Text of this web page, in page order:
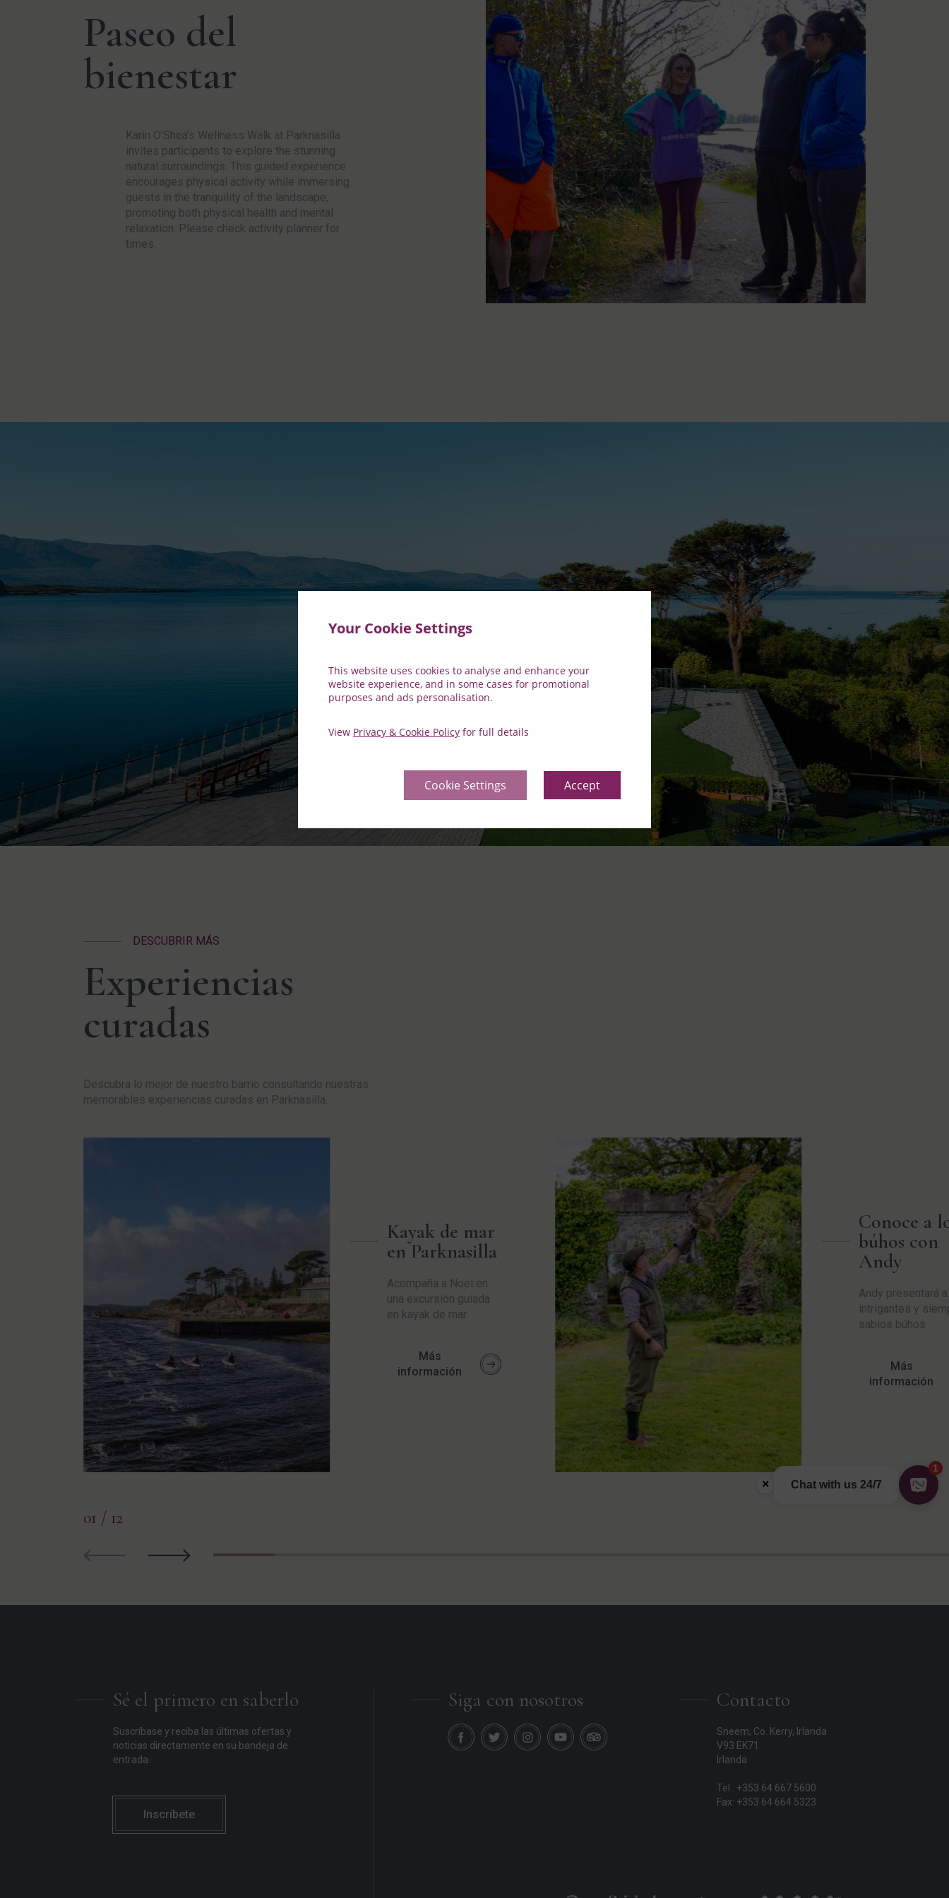
Your Cookie Settings
This website uses cookies to analyse and enhance your
website experience, and in some cases for promotional
purposes and ads personalisation.
View Privacy & Cookie Policy for full details
Cookie Settings Accept
Paseo del
bienestar
Karin O’Shea’s Wellness Walk at Parknasilla
invites participants to explore the stunning
natural surroundings. This guided experience
encourages physical activity while immersing
guests in the tranquility of the landscape,
promoting both physical health and mental
relaxation. Please check activity planner for
times.
DESCUBRIR MÁS
Experiencias
curadas
Descubra lo mejor de nuestro barrio consultando nuestras
memorables experiencias curadas en Parknasilla.
Kayak de mar
en Parknasilla
Acompaña a Noel en
una excursión guiada
en kayak de mar
Más
información
Conoce a
búhos con
Andy
Andy presentará
intrigantes y
sabios búhos
Más
información
01 / 12
Sé el primero en saberlo
Suscríbase y reciba las últimas ofertas y
noticias directamente en su bandeja de
entrada.
Inscríbete
Siga con nosotros Contacto
Sneem, Co. Kerry, Irlanda
V93 EK71
Irlanda
Tel.: +353 64 667 5600
Fax: +353 64 664 5323